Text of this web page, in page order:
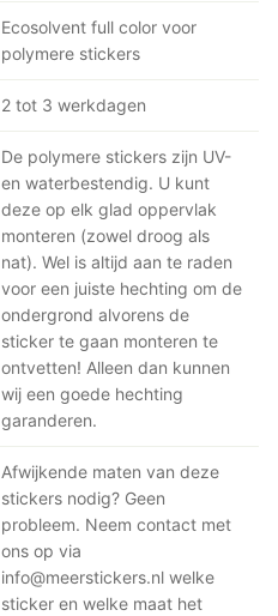
Ecosolvent full color voor
polymere stickers
2 tot 3 werkdagen
De polymere stickers zijn UV-
en waterbestendig. U kunt
deze op elk glad oppervlak
monteren (zowel droog als
nat). Wel is altijd aan te raden
voor een juiste hechting om de
ondergrond alvorens de
sticker te gaan monteren te
ontvetten! Alleen dan kunnen
wij een goede hechting
garanderen.
Afwijkende maten van deze
stickers nodig? Geen
probleem. Neem contact met
ons op via
info@meerstickers.nl welke
sticker en welke maat het